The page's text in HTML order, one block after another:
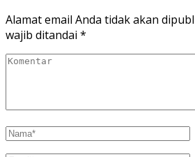
Alamat email Anda tidak akan
wajib ditandai *